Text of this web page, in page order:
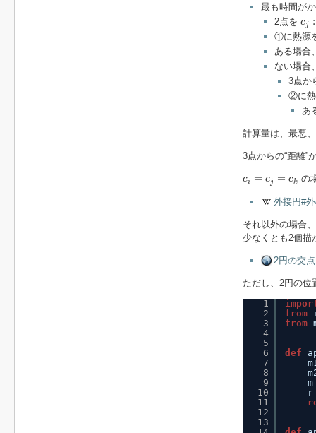
最も時間が
2点を cj :
cj: c
①に熱源
ある場合
ない場合
3点か
②に熱
あ
計算量は、最悪
3点からの“距離”
ci = cj = ck
ci =c =c k の
外接円#
それ以外の場合
少なくとも2個描
2円の交
ただし、2円の位
1
2
3
4
5
6
7
8
9
10
11
12
13
from
from
def